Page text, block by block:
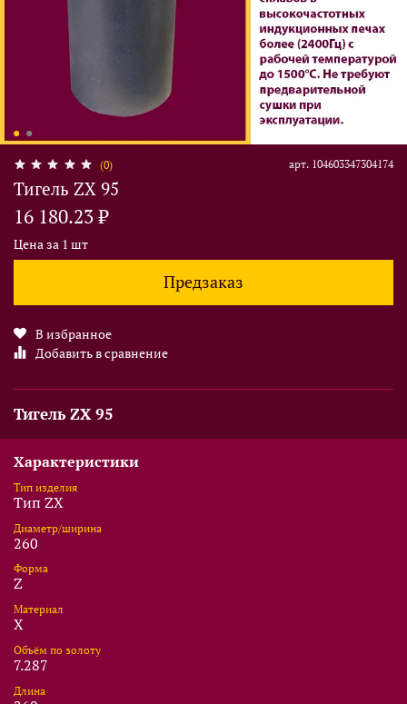
(0) арт. 104603347304174
Тигель ZX 95
16 180.23 ₽
Цена за 1 шт
Предзаказ
В избранное
Добавить в сравнение
Тигель ZX 95
Характеристики
Тип изделия
Тип ZX
Диаметр/ширина
260
Форма
Z
Материал
X
Объём по золоту
7.287
Длина